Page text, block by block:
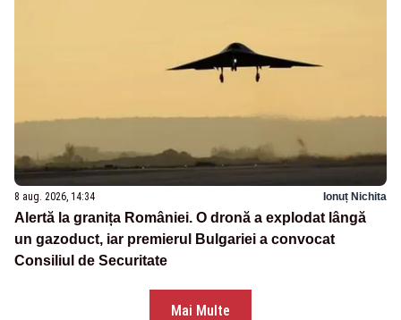
8 aug. 2026, 14:34 Ionuț Nichita
Alertă la granița României. O dronă a explodat lângă
un gazoduct, iar premierul Bulgariei a convocat
Consiliul de Securitate
Mai Multe